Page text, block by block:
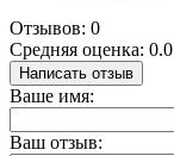
Отзывов: 0
Средняя оценка: 0.0
Написать отзыв
Ваше имя:
Ваш отзыв: